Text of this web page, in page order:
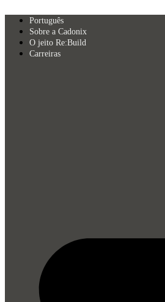
content
Português
Sobre a Cadonix
O jeito Re:Build
Carreiras